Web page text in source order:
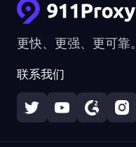
更快、更强、更可靠。
联系我们